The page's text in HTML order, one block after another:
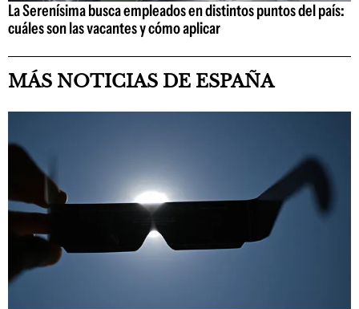
La Serenísima busca empleados en distintos puntos del país:
cuáles son las vacantes y cómo aplicar
MÁS NOTICIAS DE ESPAÑA